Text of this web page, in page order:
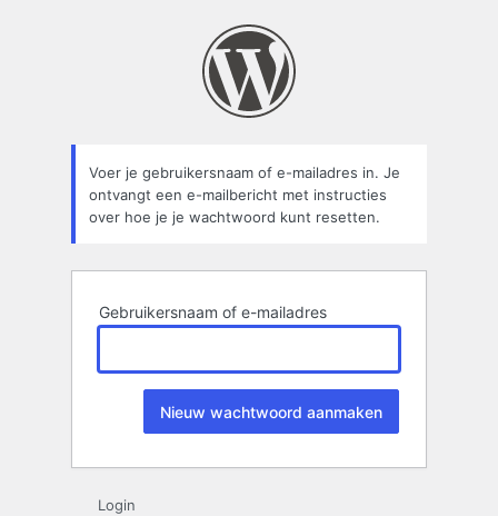
Voer je gebruikersnaam of e-mailadres in. Je
ontvangt een e-mailbericht met instructies
over hoe je je wachtwoord kunt resetten.
Gebruikersnaam of e-mailadres
Login